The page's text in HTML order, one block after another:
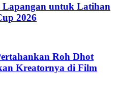
Lapangan untuk Latihan
2026
Roh Dhot
Kreatornya di Film